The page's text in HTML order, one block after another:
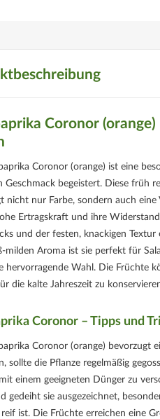
Coronor
Coronor (orange) ist eine
Geschmack begeistert. Diese früh
nicht nur Farbe, sondern auch
Ertragskraft und ihre
und der festen, knackigen
milden Aroma ist sie perfekt für
hervorragende Wahl. Die Früchte
die kalte Jahreszeit zu
Coronor – Tipps und
Coronor (orange) bevorzugt
sollte die Pflanze regelmäßig
einem geeigneten Dünger zu
gedeiht sie ausgezeichnet,
ist. Die Früchte erreichen eine